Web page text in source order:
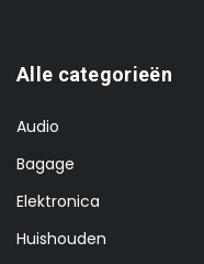
Alle categorieën
Audio
Bagage
Elektronica
Huishouden